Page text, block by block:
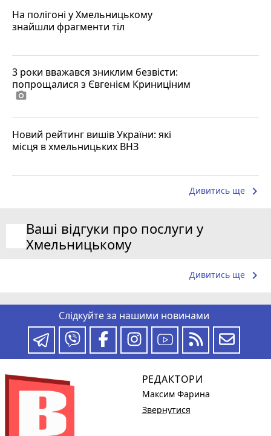
На полігоні у Хмельницькому
знайшли фрагменти тіл
3 роки вважався зниклим безвісти:
попрощалися з Євгенієм Криниціним
photo_camera
Новий рейтинг вишів України: які
місця в хмельницьких ВНЗ
Дивитись ще keyboard_arrow_right
Ваші відгуки про послуги у
Хмельницькому
Дивитись ще keyboard_arrow_right
Слідкуйте за нашими новинами
РЕДАКТОРИ
Максим Фарина
Звернутися